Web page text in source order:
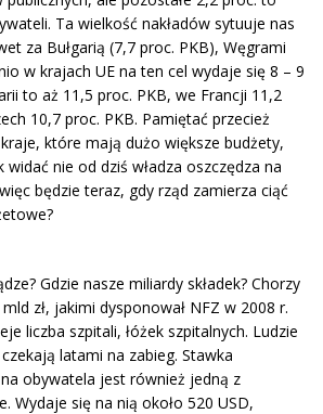
Ta wielkość nakładów sytuuje nas
za Bułgarią (7,7 proc. PKB), Węgrami
w krajach UE na ten cel wydaje się 8 – 9
to aż 11,5 proc. PKB, we Francji 11,2
10,7 proc. PKB. Pamiętać przecież
które mają dużo większe budżety,
widać nie od dziś władza oszczędza na
będzie teraz, gdy rząd zamierza ciąć
Gdzie nasze miliardy składek? Chorzy
zł, jakimi dysponował NFZ w 2008 r.
liczba szpitali, łóżek szpitalnych. Ludzie
latami na zabieg. Stawka
obywatela jest również jedną z
Wydaje się na nią około 520 USD,